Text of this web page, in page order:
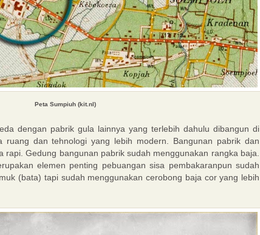
Peta Sumpiuh (kit.nl)
dengan pabrik gula lainnya yang terlebih dahulu dibangun di
ruang dan tehnologi yang lebih modern. Bangunan pabrik dan
rapi. Gedung bangunan pabrik sudah menggunakan rangka baja.
elemen penting pebuangan sisa pembakaranpun sudah
(bata) tapi sudah menggunakan cerobong baja cor yang lebih